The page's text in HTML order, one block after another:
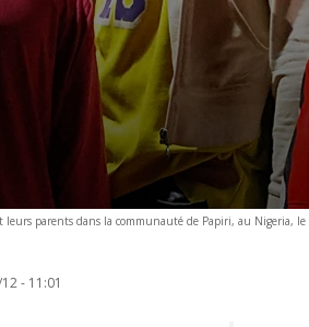
leurs parents dans la communauté de Papiri, au Nigeria,
- 11:01